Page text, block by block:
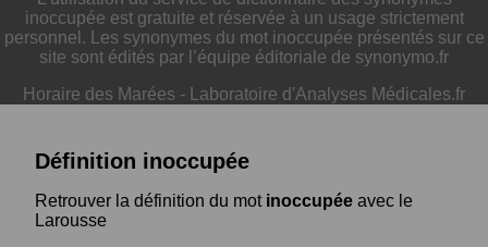
inoccupée est gratuite et réservée à un usage strictement
personnel. Les synonymes du mot inoccupée présentés sur ce
site sont édités par l’équipe éditoriale de synonymo.fr
Horaire des Marées - Laboratoire d'Analyses Médicales.fr
Définition inoccupée
Retrouver la définition du mot inoccupée avec le
Larousse